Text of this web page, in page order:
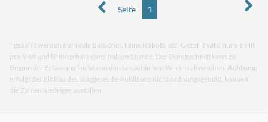
Seite 1
* gezählt werden nur reale Besucher, keine Robots, etc. Gezählt wird nur ein Hit
pro Visit und IP innerhalb einer halben Stunde. Der Durchschnitt kann zu
Beginn der Erfassung leicht von den tatsächlichen Werten abweichen. Achtung:
erfolgt der Einbau des bloggerei.de-Publicons nicht ordnungsgemäß, können
die Zahlen niedriger ausfallen.